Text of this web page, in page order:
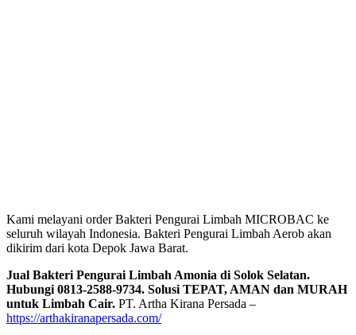
Kami melayani order Bakteri Pengurai Limbah MICROBAC ke
seluruh wilayah Indonesia. Bakteri Pengurai Limbah Aerob akan
dikirim dari kota Depok Jawa Barat.
Jual Bakteri Pengurai Limbah Amonia di Solok Selatan.
Hubungi 0813-2588-9734. Solusi TEPAT, AMAN dan MURAH
untuk Limbah Cair. PT. Artha Kirana Persada –
https://arthakiranapersada.com/